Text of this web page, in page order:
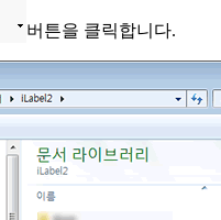
버튼을 클릭합니다.